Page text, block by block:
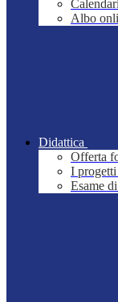
Albo
Didattica
Offerta
I progetti
Esame